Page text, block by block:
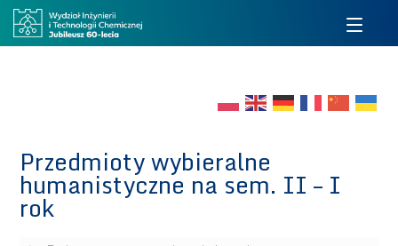
Przedmioty wybieralne
humanistyczne na sem. II – I
rok